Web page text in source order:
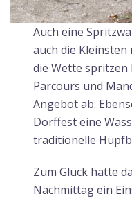
Auch eine
auch die
die Wette
Parcours und
Angebot ab.
Dorffest eine
traditionelle
Zum Glück hatte
Nachmittag ein